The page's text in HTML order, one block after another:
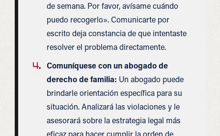
de semana. Por favor, avísame cuándo
puedo recogerlo». Comunicarte por
escrito deja constancia de que intentaste
resolver el problema directamente.
Comuníquese con un abogado de
derecho de familia: Un abogado puede
brindarle orientación específica para su
situación. Analizará las violaciones y le
asesorará sobre la estrategia legal más
eficaz para hacer cumplir la orden de